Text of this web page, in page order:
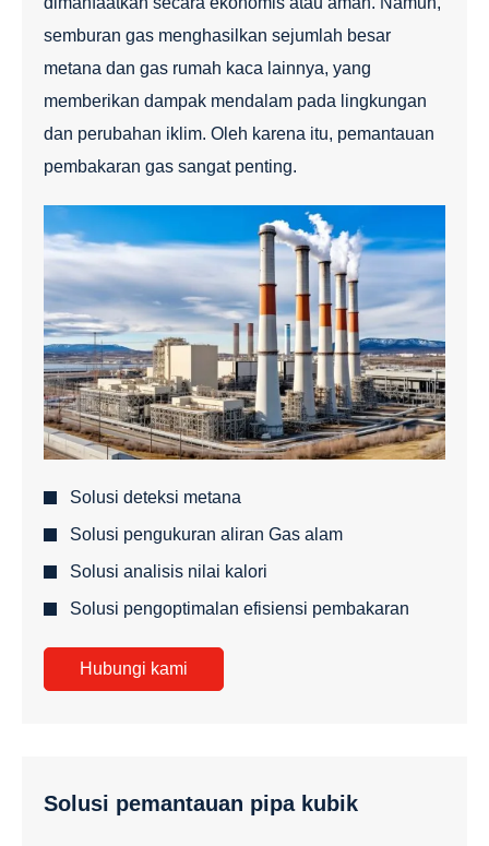
semburan gas menghasilkan sejumlah besar
metana dan gas rumah kaca lainnya, yang
memberikan dampak mendalam pada lingkungan
dan perubahan iklim. Oleh karena itu, pemantauan
pembakaran gas sangat penting.
Solusi deteksi metana
Solusi pengukuran aliran Gas alam
Solusi analisis nilai kalori
Solusi pengoptimalan efisiensi pembakaran
Hubungi kami
Solusi pemantauan pipa kubik